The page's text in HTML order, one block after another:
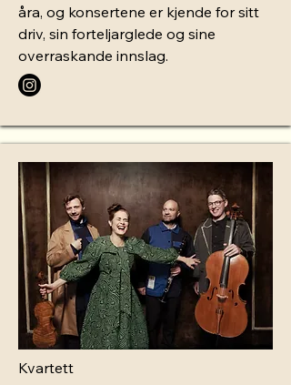
åra, og konsertene er kjende for sitt
driv, sin forteljarglede og sine
overraskande innslag. ​​​​​​​
Kvartett